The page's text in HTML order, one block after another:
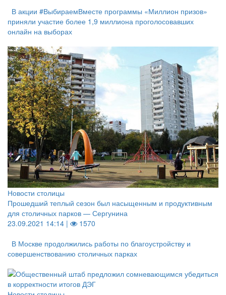
В акции #ВыбираемВместе программы «Миллион призов»
приняли участие более 1,9 миллиона проголосовавших
онлайн на выборах
Новости столицы
Прошедший теплый сезон был насыщенным и продуктивным
для столичных парков — Сергунина
23.09.2021 14:14 |
1570
В Москве продолжились работы по благоустройству и
совершенствованию столичных парках